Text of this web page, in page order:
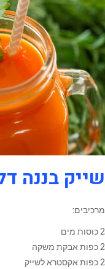
שייק בננה
מרכיבים:
2 כוסות מים
2 כפות אבקת משקה
2 כפות אקסטרא לשייק